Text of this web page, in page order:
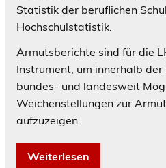
Statistik der beruflichen
Hochschulstatistik.
Armutsberichte sind für die
Instrument, um innerhalb
bundes- und landesweit
Weichenstellungen zur
aufzuzeigen.
Weiterlesen